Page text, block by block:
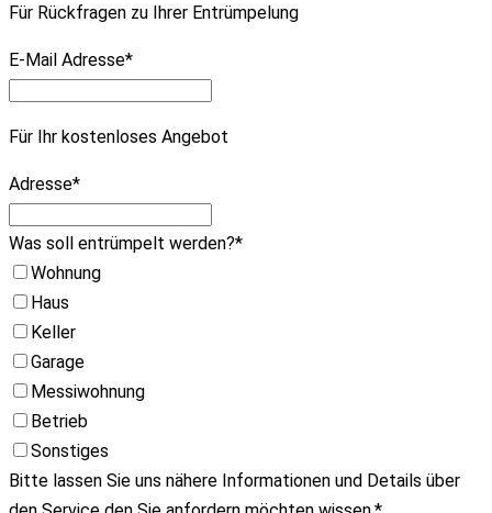
Für Rückfragen zu Ihrer Entrümpelung
E-Mail Adresse*
Für Ihr kostenloses Angebot
Adresse*
Was soll entrümpelt werden?*
Wohnung
Haus
Keller
Garage
Messiwohnung
Betrieb
Sonstiges
Bitte lassen Sie uns nähere Informationen und Details über